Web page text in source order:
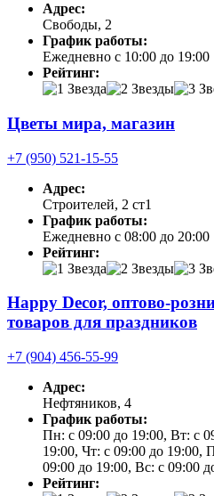
Адрес:
Свободы, 2
График работы:
Ежедневно с 10:00 до 19:00
Рейтинг:
Цветы мира, магазин
+7 (950) 521-15-55
Адрес:
Строителей, 2 ст1
График работы:
Ежедневно с 08:00 до 20:00
Рейтинг:
Happy Decor, оптово-
товаров для праздников
+7 (904) 456-55-99
Адрес:
Нефтяников, 4
График работы:
Пн: с 09:00 до 19:00, Вт: с
19:00, Чт: с 09:00 до 19:00,
09:00 до 19:00, Вс: с 09:00
Рейтинг: